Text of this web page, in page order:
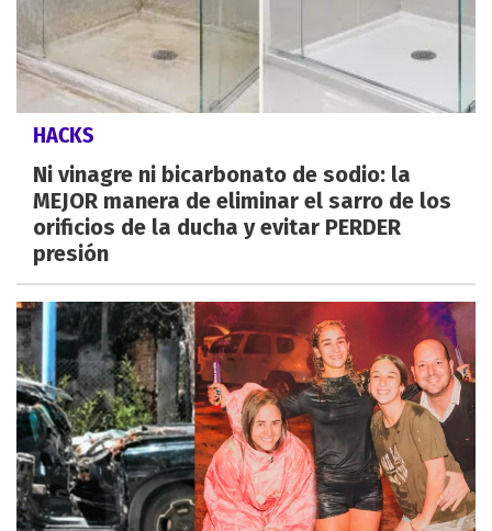
HACKS
Ni vinagre ni bicarbonato de sodio: la
MEJOR manera de eliminar el sarro de los
orificios de la ducha y evitar PERDER
presión